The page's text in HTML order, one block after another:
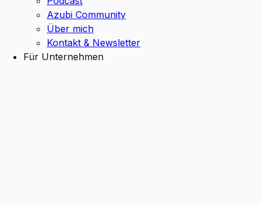
Azubi Community
Über mich
Kontakt & Newsletter
Für Unternehmen